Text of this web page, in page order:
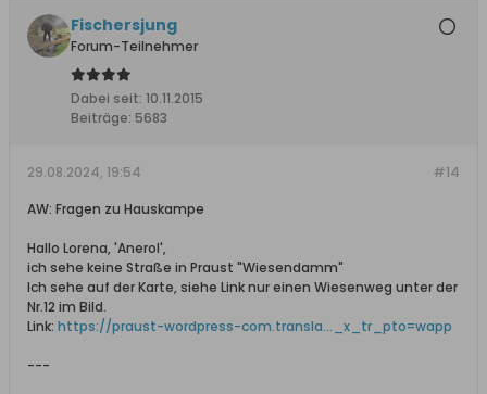
Fischersjung
Forum-Teilnehmer
Dabei seit: 10.11.2015
Beiträge: 5683
#14
29.08.2024, 19:54
AW: Fragen zu Hauskampe
Hallo Lorena, 'Anerol',
ich sehe keine Straße in Praust "Wiesendamm"
Ich sehe auf der Karte, siehe Link nur einen Wiesenweg unter der
Nr.12 im Bild.
Link: https://praust-wordpress-com.transla..._x_tr_pto=wapp
---